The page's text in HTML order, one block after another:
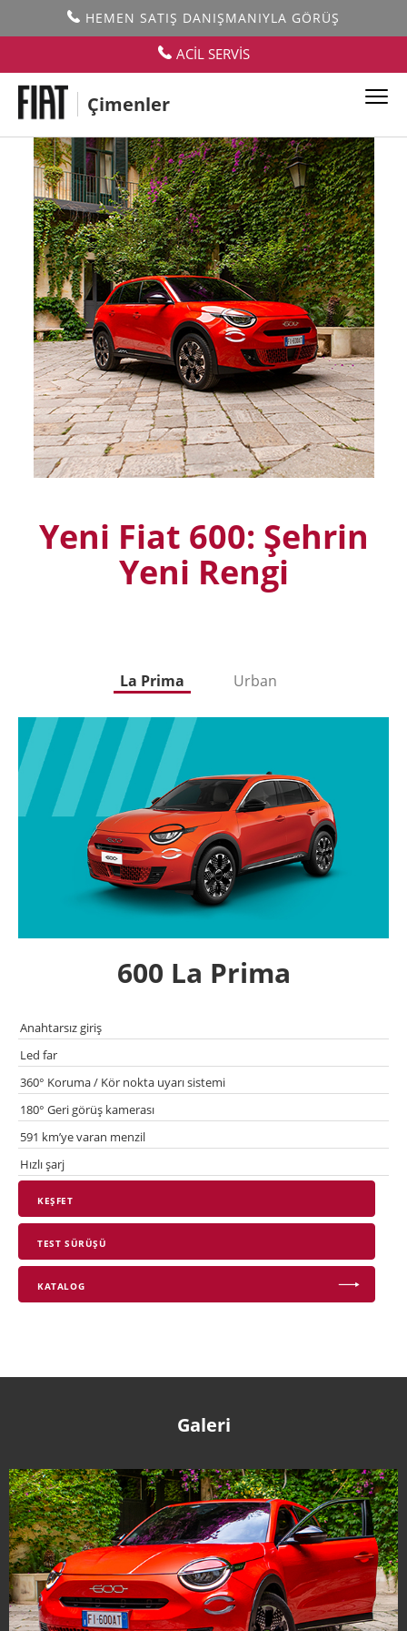
HEMEN SATIŞ DANIŞMANIYLA GÖRÜŞ
ACİL SERVİS
Çimenler
Yeni Fiat 600: Şehrin
Yeni Rengi
La Prima Urban
600 La Prima
Anahtarsız giriş
Led far
360° Koruma / Kör nokta uyarı sistemi
180° Geri görüş kamerası
591 km’ye varan menzil
Hızlı şarj
KEŞFET
TEST SÜRÜŞÜ
KATALOG
Galeri